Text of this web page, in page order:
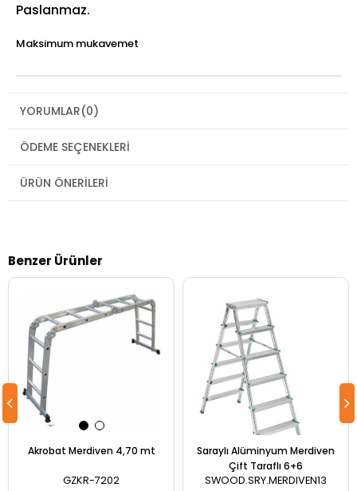
Paslanmaz.
Maksimum mukavemet
YORUMLAR(0)
ÖDEME SEÇENEKLERI
ÜRÜN ÖNERILERI
Benzer Ürünler
Akrobat Merdiven 4,70 mt
GZKR-7202
Saraylı Alüminyum Merdiven
Çift Taraflı 6+6
SWOOD.SRY.MERDIVEN13